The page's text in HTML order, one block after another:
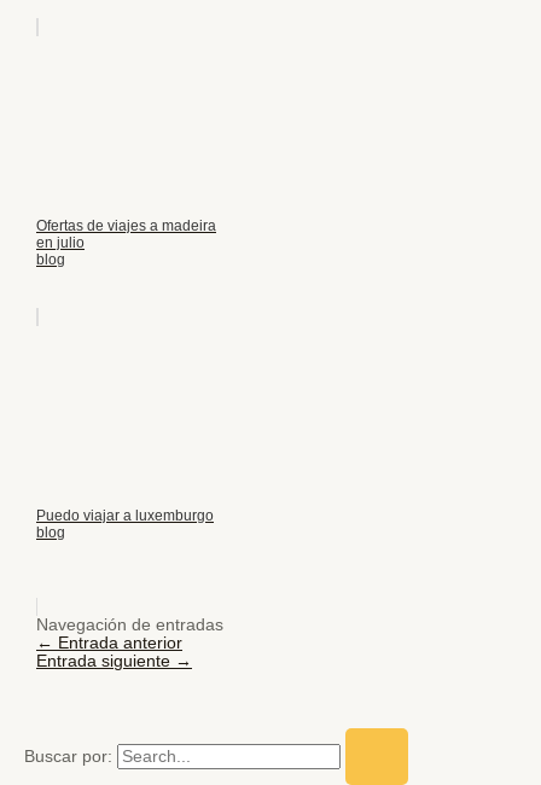
Ofertas de viajes a madeira
en julio
blog
Puedo viajar a luxemburgo
blog
Navegación de entradas
← Entrada anterior
Entrada siguiente →
Buscar por: